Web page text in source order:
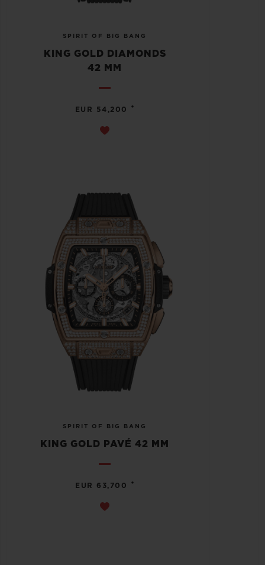
SPIRIT OF BIG BANG
KING GOLD DIAMONDS
42 MM
EUR 54,200 •
SPIRIT OF BIG BANG
KING GOLD PAVÉ 42 MM
EUR 63,700 •